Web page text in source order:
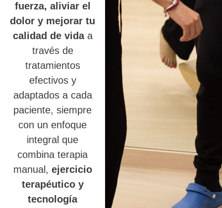
fuerza, aliviar el
dolor y mejorar tu
calidad de vidaa
través de
tratamientos
efectivos y
adaptados a cada
paciente, siempre
con un enfoque
integral que
combina terapia
manual, ejercicio
terapéutico y
tecnología